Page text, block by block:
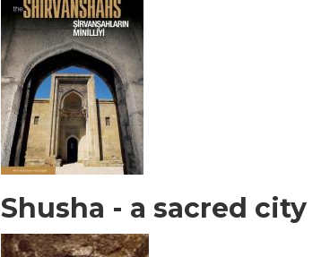
Shusha - a sacred city